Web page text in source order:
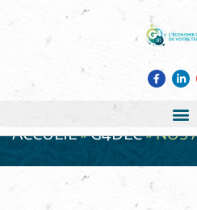
ACCUEIL»G4DEC»NOS